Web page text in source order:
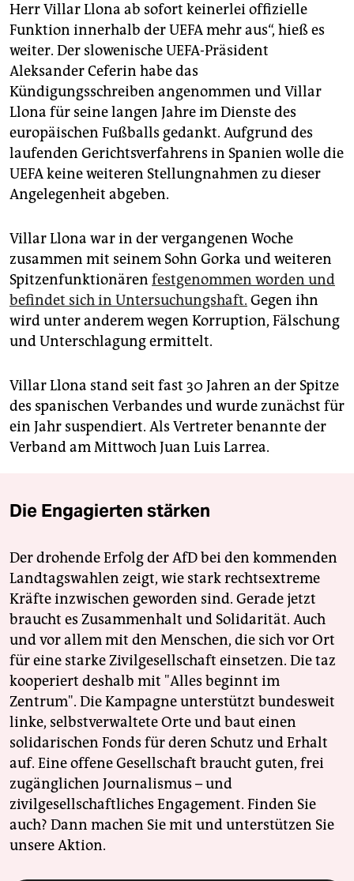
Herr Villar Llona ab sofort keinerlei offizielle
Funktion innerhalb der UEFA mehr aus“, hieß es
weiter. Der slowenische UEFA-Präsident
Aleksander Ceferin habe das
Kündigungsschreiben angenommen und Villar
Llona für seine langen Jahre im Dienste des
europäischen Fußballs gedankt. Aufgrund des
laufenden Gerichtsverfahrens in Spanien wolle die
UEFA keine weiteren Stellungnahmen zu dieser
Angelegenheit abgeben.
Villar Llona war in der vergangenen Woche
zusammen mit seinem Sohn Gorka und weiteren
Spitzenfunktionären festgenommen worden und
befindet sich in Untersuchungshaft. Gegen ihn
wird unter anderem wegen Korruption, Fälschung
und Unterschlagung ermittelt.
Villar Llona stand seit fast 30 Jahren an der Spitze
des spanischen Verbandes und wurde zunächst für
ein Jahr suspendiert. Als Vertreter benannte der
Verband am Mittwoch Juan Luis Larrea.
Die Engagierten stärken
Der drohende Erfolg der AfD bei den kommenden
Landtagswahlen zeigt, wie stark rechtsextreme
Kräfte inzwischen geworden sind. Gerade jetzt
braucht es Zusammenhalt und Solidarität. Auch
und vor allem mit den Menschen, die sich vor Ort
für eine starke Zivilgesellschaft einsetzen. Die taz
kooperiert deshalb mit "Alles beginnt im
Zentrum". Die Kampagne unterstützt bundesweit
linke, selbstverwaltete Orte und baut einen
solidarischen Fonds für deren Schutz und Erhalt
auf. Eine offene Gesellschaft braucht guten, frei
zugänglichen Journalismus – und
zivilgesellschaftliches Engagement. Finden Sie
auch? Dann machen Sie mit und unterstützen Sie
unsere Aktion.